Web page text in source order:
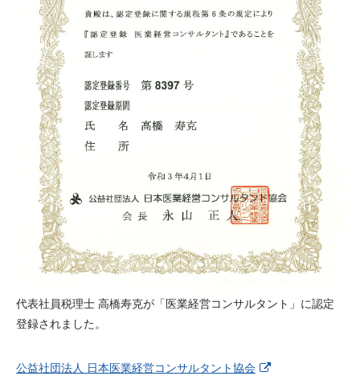
代表社員税理士 高橋寿克が「医業経営コンサルタント」に認定
登録されました。
公益社団法人 日本医業経営コンサルタント協会